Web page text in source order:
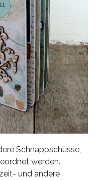
Schnappschüsse,
werden.
und andere